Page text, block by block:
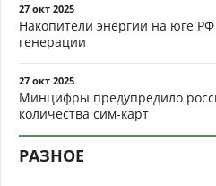
27 окт 2025
Накопители энергии на юге
генерации
27 окт 2025
Минцифры предупредило
количества сим-карт
РАЗНОЕ